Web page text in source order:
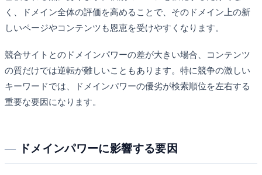
く、ドメイン全体の評価を高めることで、そのドメイン上の新
しいページやコンテンツも恩恵を受けやすくなります。
競合サイトとのドメインパワーの差が大きい場合、コンテンツ
の質だけでは逆転が難しいこともあります。特に競争の激しい
キーワードでは、ドメインパワーの優劣が検索順位を左右する
重要な要因になります。
ドメインパワーに影響する要因